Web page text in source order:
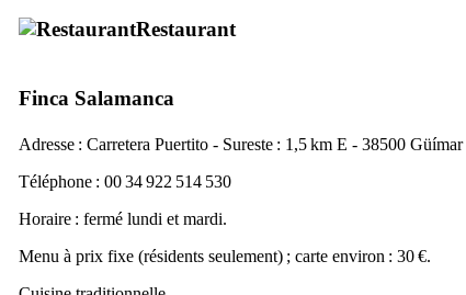
Restaurant
Finca Salamanca
Adresse : Carretera Puertito - Sureste : 1,5 km E - 38500 Güímar
Téléphone : 00 34 922 514 530
Horaire : fermé lundi et mardi.
Menu à prix fixe (résidents seulement) ; carte environ : 30 €.